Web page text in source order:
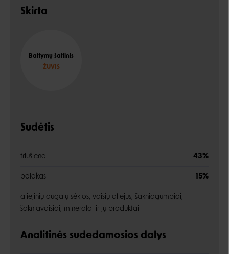
Skirta
Baltymų šaltinis
ŽUVIS
Sudėtis
triušiena 43%
polakas 15%
aliejinių augalų sėklos, vaisių aliejus, šakniagumbiai,
šakniavaisiai, mineralai ir jų produktai
Analitinės sudedamosios dalys